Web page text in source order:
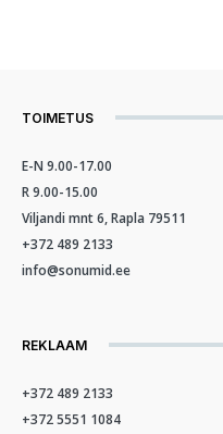
TOIMETUS
E-N 9.00-17.00
R 9.00-15.00
Viljandi mnt 6, Rapla 79511
+372 489 2133
info@sonumid.ee
REKLAAM
+372 489 2133
+372 5551 1084